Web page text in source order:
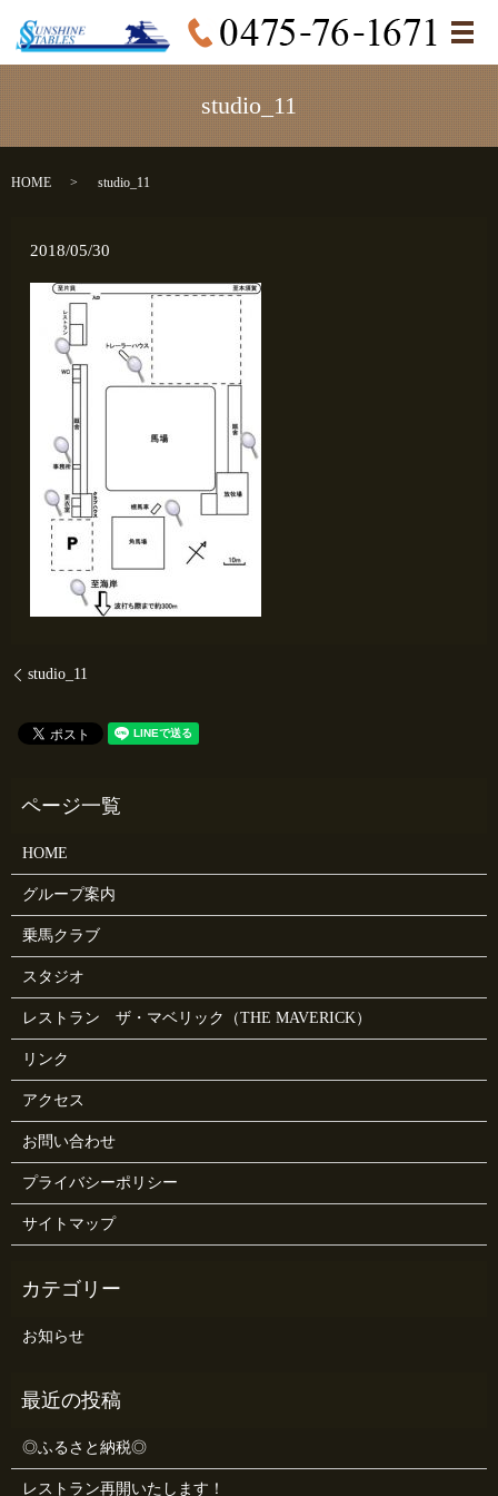
メ
studio_11
HOME studio_11
2018/05/30
studio_11
HOME
グループ案内
乗馬クラブ
スタジオ
レストラン ザ・マベリック（THE MAVERICK）
リンク
アクセス
お問い合わせ
プライバシーポリシー
サイトマップ
お知らせ
◎ふるさと納税◎
レストラン再開いたします！